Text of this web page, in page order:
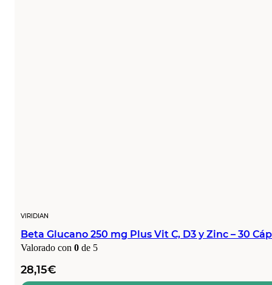
VIRIDIAN
Beta Glucano 250 mg Plus Vit C, D3 y Zinc – 30
Valorado con 0 de 5
28,15€